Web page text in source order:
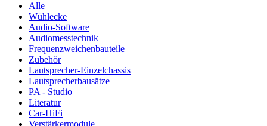
Alle
Wühlecke
Audio-Software
Audiomesstechnik
Frequenzweichenbauteile
Zubehör
Lautsprecher-Einzelchassis
Lautsprecherbausätze
PA - Studio
Literatur
Car-HiFi
Verstärkermodule